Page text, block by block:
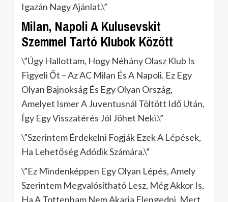
Igazán Nagy Ajánlat.\”
Milan, Napoli A Kulusevskit
Szemmel Tartó Klubok Között
\”Úgy Hallottam, Hogy Néhány Olasz Klub Is
Figyeli Őt – Az AC Milan És A Napoli. Ez Egy
Olyan Bajnokság És Egy Olyan Ország,
Amelyet Ismer A Juventusnál Töltött Idő Után,
Így Egy Visszatérés Jól Jöhet Neki.\”
\”Szerintem Érdekelni Fogják Ezek A Lépések,
Ha Lehetőség Adódik Számára.\”
\”Ez Mindenképpen Egy Olyan Lépés, Amely
Szerintem Megvalósítható Lesz, Még Akkor Is,
Ha A Tottenham Nem Akarja Elengedni, Mert